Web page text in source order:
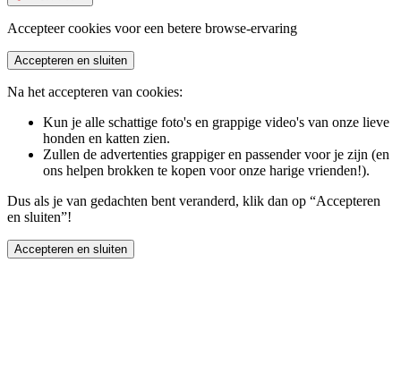
Accepteer cookies voor een betere browse-ervaring
Accepteren en sluiten
Na het accepteren van cookies:
Kun je alle schattige foto's en grappige video's van onze lieve
honden en katten zien.
Zullen de advertenties grappiger en passender voor je zijn (en
ons helpen brokken te kopen voor onze harige vrienden!).
Dus als je van gedachten bent veranderd, klik dan op “Accepteren
en sluiten”!
Accepteren en sluiten